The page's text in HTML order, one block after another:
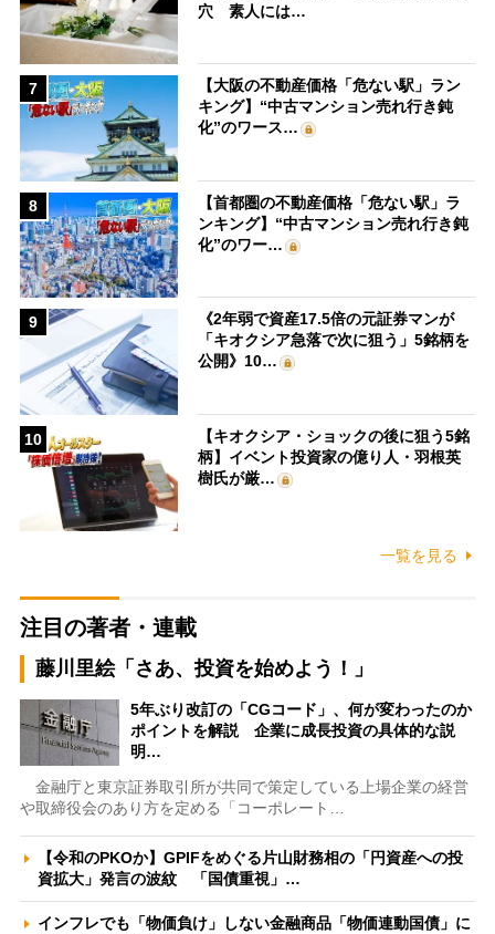
穴 素人には…
7
【大阪の不動産価格「危ない駅」ラン
キング】“中古マンション売れ行き鈍
化”のワース…
8
【首都圏の不動産価格「危ない駅」ラ
ンキング】“中古マンション売れ行き鈍
化”のワー…
9
《2年弱で資産17.5倍の元証券マンが
「キオクシア急落で次に狙う」5銘柄を
公開》10…
10
【キオクシア・ショックの後に狙う5銘
柄】イベント投資家の億り人・羽根英
樹氏が厳…
一覧を見る
注目の著者・連載
藤川里絵「さあ、投資を始めよう！」
5年ぶり改訂の「CGコード」、何が変わったのか
ポイントを解説 企業に成長投資の具体的な説
明…
金融庁と東京証券取引所が共同で策定している上場企業の経営
や取締役会のあり方を定める「コーポレート…
【令和のPKOか】GPIFをめぐる片山財務相の「円資産への投
資拡大」発言の波紋 「国債重視」…
インフレでも「物価負け」しない金融商品「物価連動国債」に